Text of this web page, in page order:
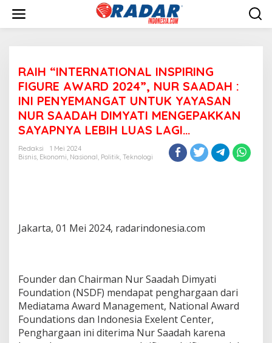
w
RAIH “INTERNATIONAL INSPIRING
FIGURE AWARD 2024”, NUR SAADAH :
INI PENYEMANGAT UNTUK YAYASAN
NUR SAADAH DIMYATI MENGEPAKKAN
SAYAPNYA LEBIH LUAS LAGI…
Redaksi
1 Mei 2024
Bisnis, Ekonomi, Nasional, Politik, Teknologi
Jakarta, 01 Mei 2024, radarindonesia.com
Founder dan Chairman Nur Saadah Dimyati
Foundation (NSDF) mendapat penghargaan dari
Mediatama Award Management, National Award
Foundations dan Indonesia Exelent Center,
Penghargaan ini diterima Nur Saadah karena